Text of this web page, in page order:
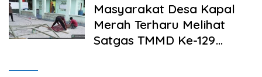
Masyarakat Desa Kapal
Merah Terharu Melihat
Satgas TMMD Ke-129